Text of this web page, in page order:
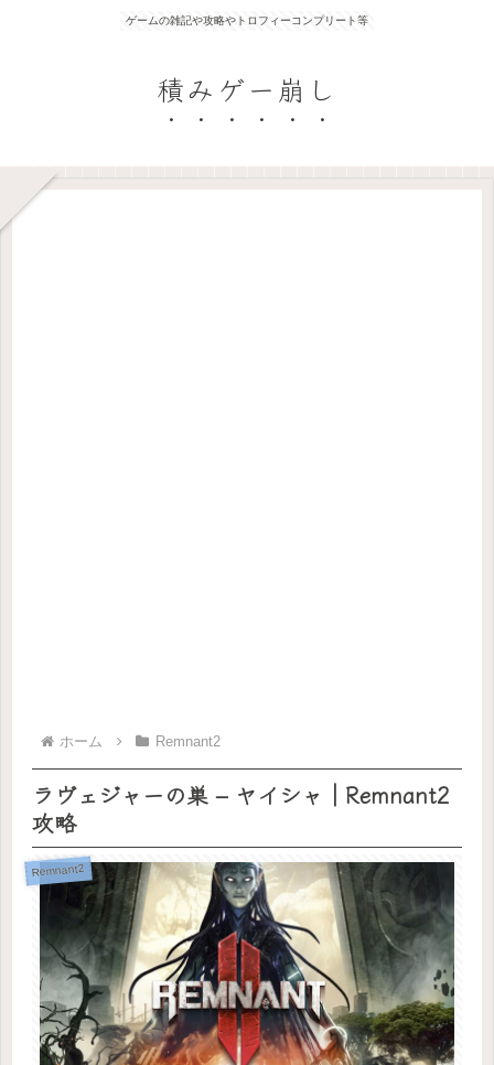
ゲームの雑記や攻略やトロフィーコンプリート等
積みゲー崩し
ホーム Remnant2
ラヴェジャーの巣 – ヤイシャ｜Remnant2
攻略
Remnant2